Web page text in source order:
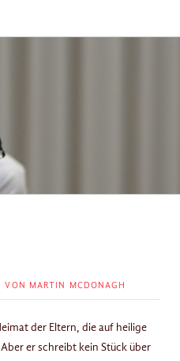
VON MARTIN MCDONAGH
der Eltern, die auf heilige
er schreibt kein Stück über